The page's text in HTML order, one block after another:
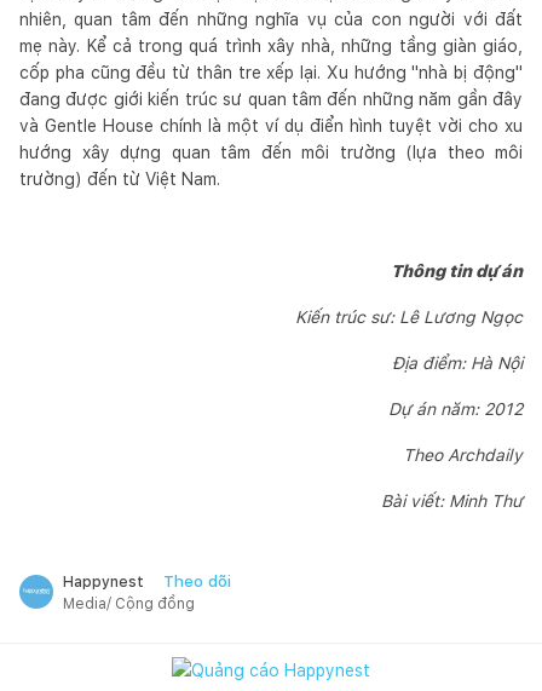
nhiên, quan tâm đến những nghĩa vụ của con người với đất
mẹ này. Kể cả trong quá trình xây nhà, những tầng giàn giáo,
cốp pha cũng đều từ thân tre xếp lại. Xu hướng "nhà bị động"
đang được giới kiến trúc sư quan tâm đến những năm gần đây
và Gentle House chính là một ví dụ điển hình tuyệt vời cho xu
hướng xây dựng quan tâm đến môi trường (lựa theo môi
trường) đến từ Việt Nam.
Thông tin dự án
Kiến trúc sư: Lê Lương Ngọc
Địa điểm: Hà Nội
Dự án năm: 2012
Theo Archdaily
Bài viết: Minh Thư
Happynest Theo dõi
Media/ Cộng đồng